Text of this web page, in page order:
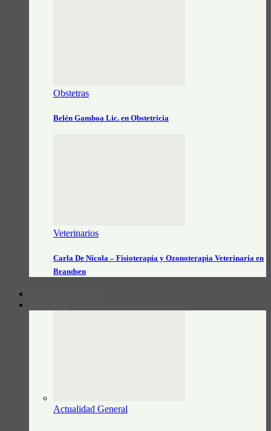
Obstetras
Belén Gamboa Lic. en Obstetricia
Veterinarios
Carla De Nicola – Fisioterapia y Ozonoterapia Veterinaria en
Brandsen
Actualidad General